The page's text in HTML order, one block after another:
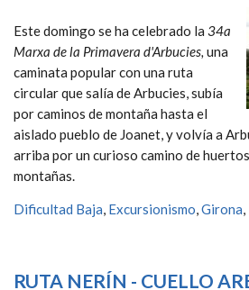
Este domingo se ha celebrado la 34a
Marxa de la Primavera d'Arbucies, una
caminata popular con una ruta
circular que salía de Arbucies, subía
por caminos de montaña hasta el
aislado pueblo de Joanet, y volvía a
arriba por un curioso camino de
montañas.
Dificultad Baja, Excursionismo,Girona,
RUTA NERÍN - CUELLO